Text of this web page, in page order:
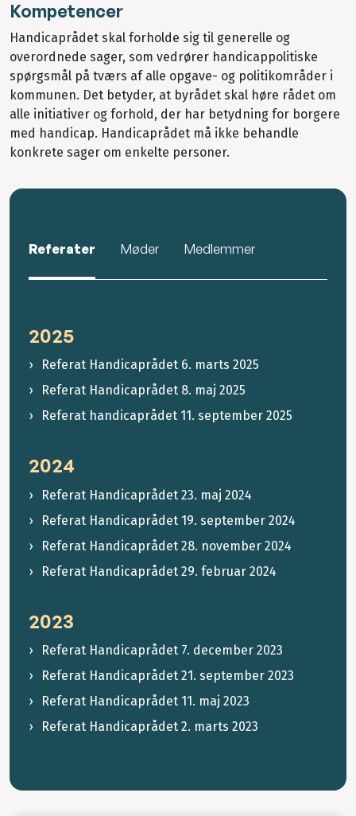
Kompetencer
Handicaprådet skal forholde sig til generelle og
overordnede sager, som vedrører handicappolitiske
spørgsmål på tværs af alle opgave- og politikområder i
kommunen. Det betyder, at byrådet skal høre rådet om
alle initiativer og forhold, der har betydning for borgere
med handicap. Handicaprådet må ikke behandle
konkrete sager om enkelte personer.
Referater Møder Medlemmer
2025
Referat Handicaprådet 6. marts 2025
Referat Handicaprådet 8. maj 2025
Referat handicaprådet 11. september 2025
2024
Referat Handicaprådet 23. maj 2024
Referat Handicaprådet 19. september 2024
Referat Handicaprådet 28. november 2024
Referat Handicaprådet 29. februar 2024
2023
Referat Handicaprådet 7. december 2023
Referat Handicaprådet 21. september 2023
Referat Handicaprådet 11. maj 2023
Referat Handicaprådet 2. marts 2023